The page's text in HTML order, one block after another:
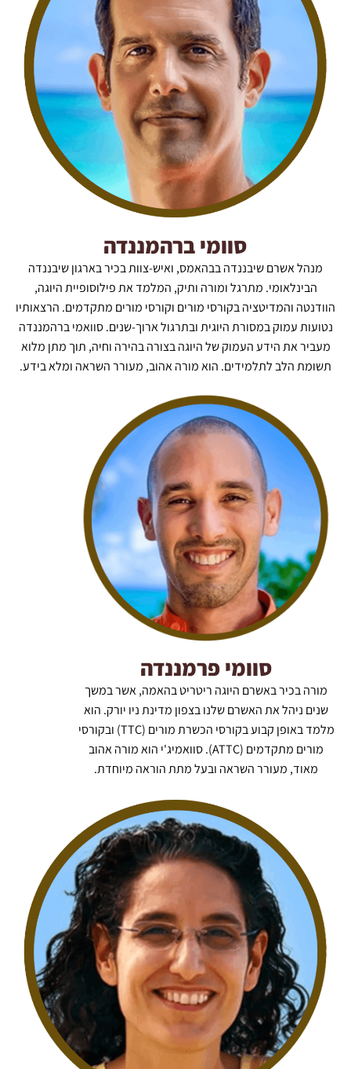
סוומי ברהמננדה
מנהל אשרם שיבננדה בבהאמס, ואיש-צוות בכיר בארגון שיבננדה
הבינלאומי. מתרגל ומורה ותיק, המלמד את פילוסופיית היוגה,
הוודנטה והמדיטציה בקורסי מורים וקורסי מורים מתקדמים. הרצאותיו
נטועות עמוק במסורת היוגית ובתרגול ארוך-שנים. סוואמי ברהמננדה
מעביר את הידע העמוק של היוגה בצורה בהירה וחיה, תוך מתן מלוא
תשומת הלב לתלמידים. הוא מורה אהוב, מעורר השראה ומלא בידע.
סוומי פרמננדה
מורה בכיר באשרם היוגה ריטריט בהאמה, אשר במשך
שנים ניהל את האשרם שלנו בצפון מדינת ניו יורק. הוא
מלמד באופן קבוע בקורסי הכשרת מורים (TTC) ובקורסי
מורים מתקדמים (ATTC). סוואמיג'י הוא מורה אהוב
מאוד, מעורר השראה ובעל מתת הוראה מיוחדת.